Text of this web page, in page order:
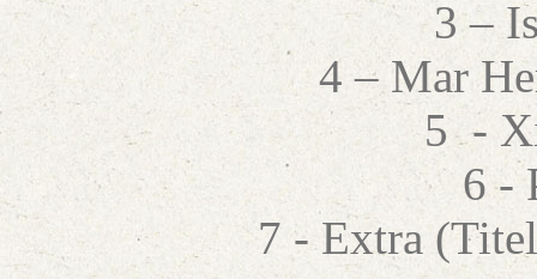
3 –
4 – Mar
5 -
6 -
7 - Extra